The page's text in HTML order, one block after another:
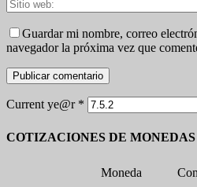
Guardar mi nombre, correo
navegador la próxima vez que
Current ye@r *
COTIZACIONES DE MONEDAS
Moneda